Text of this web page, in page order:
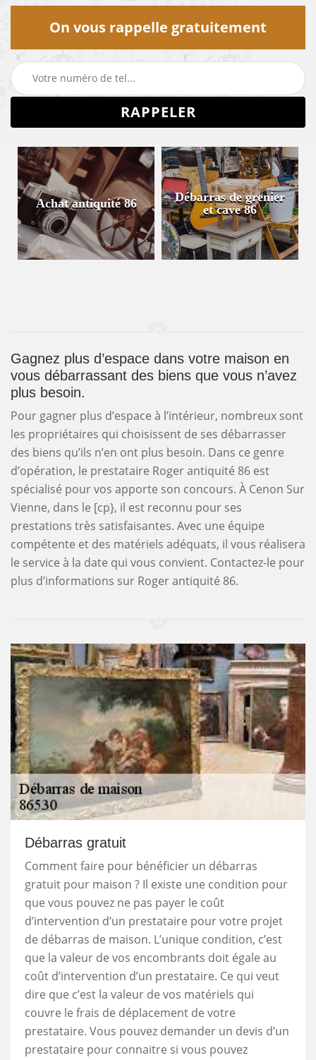
On vous rappelle gratuitement
Achat antiquité 86
Débarras de grenier
et cave 86
Gagnez plus d’espace dans votre maison en
vous débarrassant des biens que vous n’avez
plus besoin.
Pour gagner plus d’espace à l’intérieur, nombreux sont
les propriétaires qui choisissent de ses débarrasser
des biens qu’ils n’en ont plus besoin. Dans ce genre
d’opération, le prestataire Roger antiquité 86 est
spécialisé pour vos apporte son concours. À Cenon Sur
Vienne, dans le [cp}, il est reconnu pour ses
prestations très satisfaisantes. Avec une équipe
compétente et des matériels adéquats, il vous réalisera
le service à la date qui vous convient. Contactez-le pour
plus d’informations sur Roger antiquité 86.
Débarras gratuit
Comment faire pour bénéficier un débarras
gratuit pour maison ? Il existe une condition pour
que vous pouvez ne pas payer le coût
d’intervention d’un prestataire pour votre projet
de débarras de maison. L’unique condition, c’est
que la valeur de vos encombrants doit égale au
coût d’intervention d’un prestataire. Ce qui veut
dire que c’est la valeur de vos matériels qui
couvre le frais de déplacement de votre
prestataire. Vous pouvez demander un devis d’un
prestataire pour connaitre si vous pouvez